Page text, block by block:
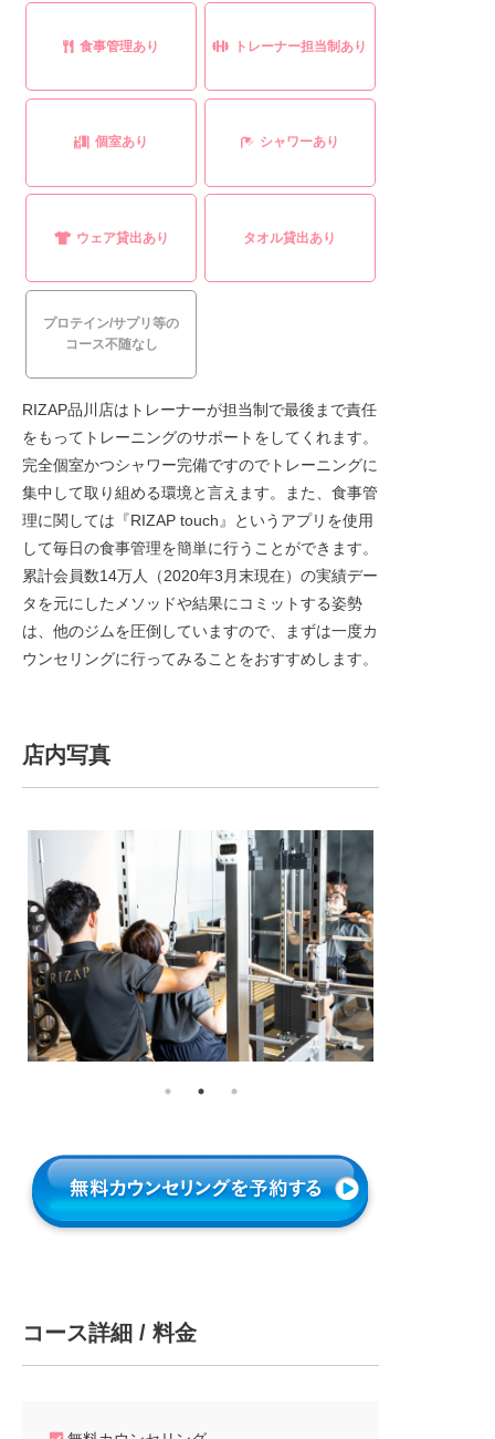
食事管理あり トレーナー担当制あり
個室あり シャワーあり
ウェア貸出あり タオル貸出あり
プロテイン/サプリ等の
コース不随なし
RIZAP品川店はトレーナーが担当制で最後まで責任
をもってトレーニングのサポートをしてくれます。
完全個室かつシャワー完備ですのでトレーニングに
集中して取り組める環境と言えます。また、食事管
理に関しては『RIZAP touch』というアプリを使用
して毎日の食事管理を簡単に行うことができます。
累計会員数14万人（2020年3月末現在）の実績デー
タを元にしたメソッドや結果にコミットする姿勢
は、他のジムを圧倒していますので、まずは一度カ
ウンセリングに行ってみることをおすすめします。
店内写真
コース詳細 / 料金